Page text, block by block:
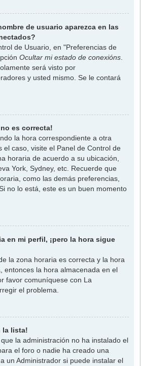
de usuario aparezca en las
de Usuario, en "Preferencias de
Ocultar mi estado de conexións
será visto por
y usted mismo. Se le contará
es correcta!
la hora correspondiente a otra
el caso, visite el Panel de Control de
horaria de acuerdo a su ubicación,
York, Sydney, etc. Recuerde que
como las demás preferencias,
no lo está, este es un buen momento
en mi perfil, ¡pero la hora sigue
la zona horaria es correcta y la hora
entonces la hora almacenada en el
favor comuníquese con La
el problema.
la lista!
la administración no ha instalado el
el foro o nadie ha creado una
un Administrador si puede instalar el